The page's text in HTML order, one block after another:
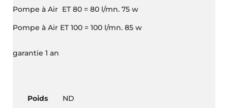
Pompe à Air ET 80 = 80 l/mn. 75 w
Pompe à Air ET 100 = 100 l/mn. 85 w
garantie 1 an
Poids ND